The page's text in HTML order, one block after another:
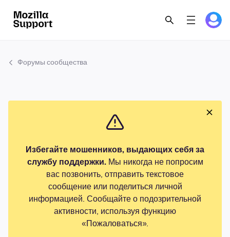
Форумы сообщества
Избегайте мошенников, выдающих себя за
службу поддержки.Мы никогда не попросим
вас позвонить, отправить текстовое
сообщение или поделиться личной
информацией. Сообщайте о подозрительной
активности, используя функцию
«Пожаловаться».